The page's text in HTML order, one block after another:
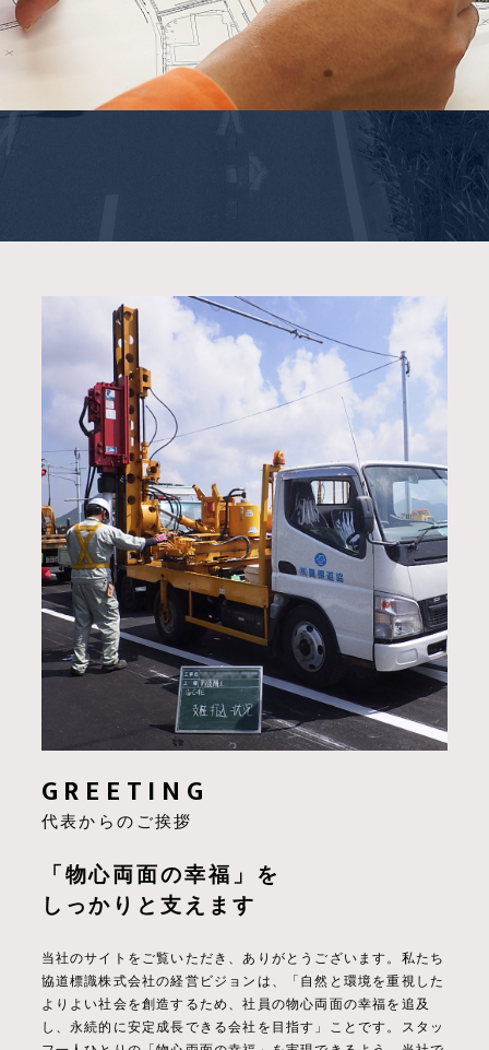
GREETING
代表からのご挨拶
「物心両面の幸福」を
しっかりと支えます
当社のサイトをご覧いただき、ありがとうございます。 私たち
協道標識株式会社の経営ビジョンは、「自然と環境を重視した
よりよい社会を創造するため、社員の物心両面の幸福を追及
し、永続的に安定成長できる会社を目指す」ことです。スタッ